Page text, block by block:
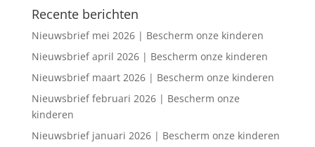
Recente berichten
Nieuwsbrief mei 2026 | Bescherm onze kinderen
Nieuwsbrief april 2026 | Bescherm onze kinderen
Nieuwsbrief maart 2026 | Bescherm onze kinderen
Nieuwsbrief februari 2026 | Bescherm onze
kinderen
Nieuwsbrief januari 2026 | Bescherm onze kinderen